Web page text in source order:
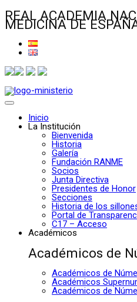
REAL ACADEMIA
MEDICINA DE
Inicio
La Institución
Bienvenida
Historia
Galería
Fundación RANME
Socios
Junta Directiva
Presidentes de Honor
Secciones
Historia de los
Portal de
C17 – Acceso
Académicos
Académicos de
Académicos de
Académicos
Académicos de